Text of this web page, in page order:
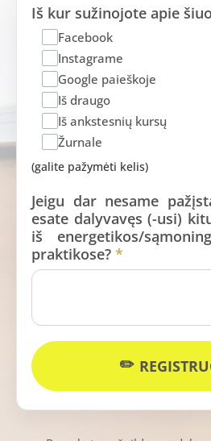
Iš kur sužinojote apie
Facebook
Instagrame
Google paieškoje
Iš draugo
Iš ankstesnių kursų
Žurnale
(galite pažymėti kelis)
Jeigu dar nesame
esate dalyvavęs (-usi)
iš energetikos/
praktikose?*